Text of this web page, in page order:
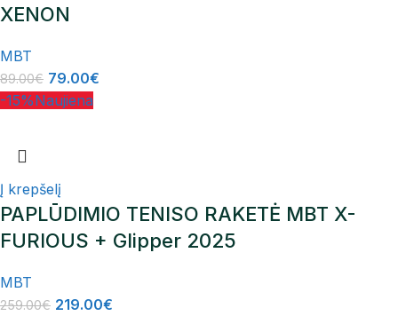
XENON
MBT
89.00€ 79.00€
-15%Naujiena
Į krepšelį
PAPLŪDIMIO TENISO RAKETĖ MBT X-
FURIOUS + Glipper 2025
MBT
259.00€ 219.00€